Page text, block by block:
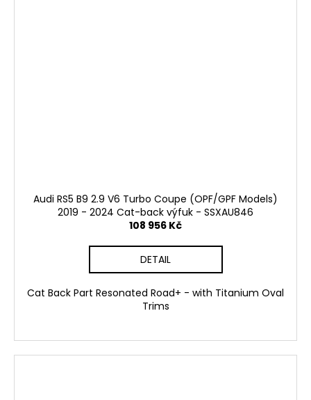
Audi RS5 B9 2.9 V6 Turbo Coupe (OPF/GPF Models)
2019 - 2024 Cat-back výfuk - SSXAU846
108 956 Kč
DETAIL
Cat Back Part Resonated Road+ - with Titanium Oval
Trims